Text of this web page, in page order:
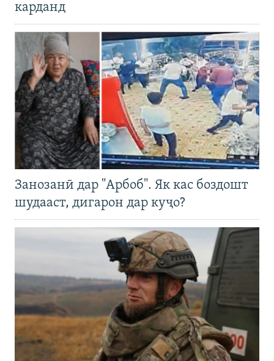
карданд
Занозанӣ дар "Арбоб". Як кас боздошт
шудааст, дигарон дар куҷо?